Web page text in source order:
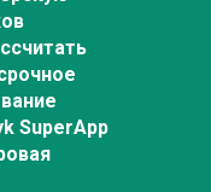
SuperApp